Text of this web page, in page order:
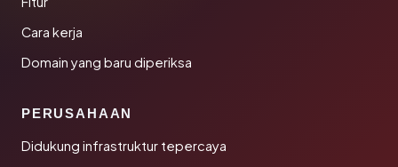
Cara kerja
Domain yang baru diperiksa
PERUSAHAAN
Didukung infrastruktur tepercaya